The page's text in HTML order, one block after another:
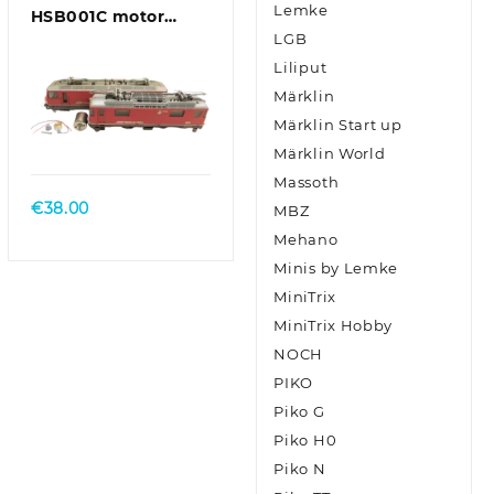
HSB001C motor
(Ronde
Mashimamotor met
Schnittstelle en
€38.00
Lemke
LGB
Liliput
Märklin
Märklin Start up
Märklin World
Massoth
MBZ
Mehano
Minis by Lemke
MiniTrix
MiniTrix Hobby
NOCH
PIKO
Piko G
Piko H0
Piko N